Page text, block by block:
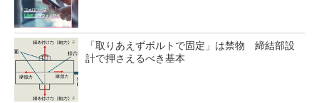
「取りあえずボルトで固定」は禁物 締結部設
計で押さえるべき基本